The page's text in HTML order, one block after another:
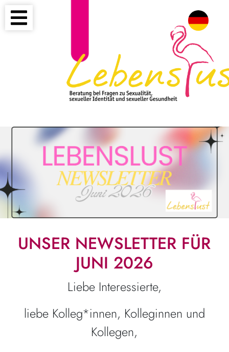
UNSER NEWSLETTER FÜR
JUNI 2026
Liebe Interessierte,
liebe Kolleg*innen, Kolleginnen und
Kollegen,